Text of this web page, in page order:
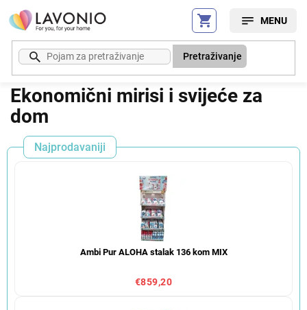
Preskoči
na
sadržaj
Pretraživanje
Ekonomični mirisi i svijeće za
dom
Najprodavaniji
Ambi Pur ALOHA stalak 136 kom MIX
€859,20